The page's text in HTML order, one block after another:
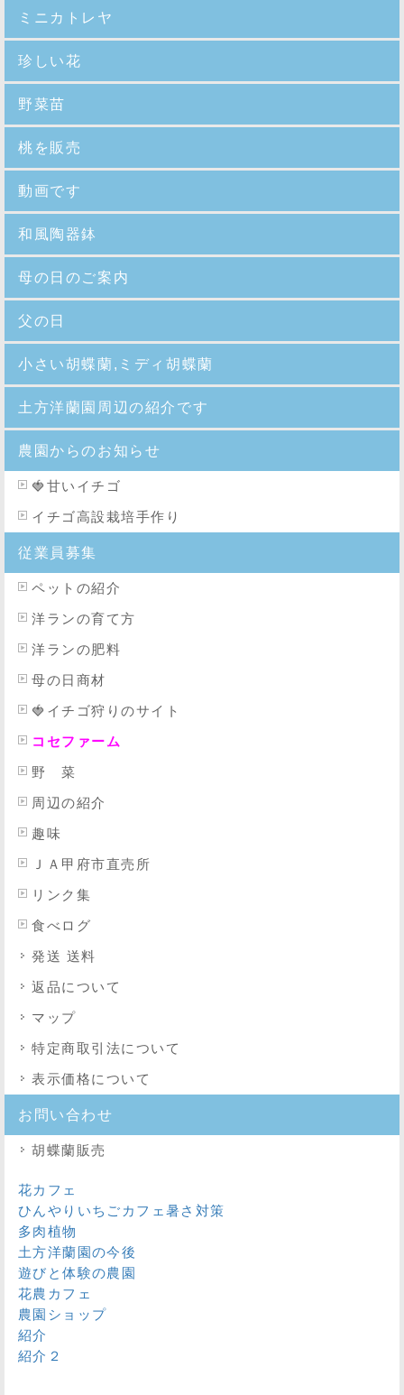
ミニカトレヤ
珍しい花
野菜苗
桃を販売
動画です
和風陶器鉢
母の日のご案内
父の日
小さい胡蝶蘭,ミディ胡蝶蘭
土方洋蘭園周辺の紹介です
農園からのお知らせ
🍓 甘いイチゴ
イチゴ高設栽培手作り
従業員募集
ペットの紹介
洋ランの育て方
洋ランの肥料
母の日商材
🍓イチゴ狩りのサイト
コセファーム
野 菜
周辺の紹介
趣味
ＪＡ甲府市直売所
リンク集
食べログ
発送 送料
返品について
マップ
特定商取引法について
表示価格について
お問い合わせ
胡蝶蘭販売
花カフェ
ひんやりいちごカフェ暑さ対策
多肉植物
土方洋蘭園の今後
遊びと体験の農園
花農カフェ
農園ショップ
紹介
紹介２